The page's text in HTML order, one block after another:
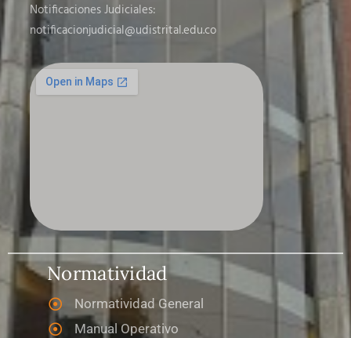
Notificaciones Judiciales:
notificacionjudicial@udistrital.edu.co
Normatividad
Normatividad General
Manual Operativo